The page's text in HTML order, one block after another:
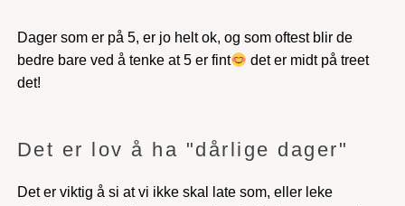
Dager som er på 5, er jo helt ok, og som oftest blir de
bedre bare ved å tenke at 5 er fint
det er midt på treet
det!
Det er lov å ha "dårlige dager"
Det er viktig å si at vi ikke skal late som, eller leke